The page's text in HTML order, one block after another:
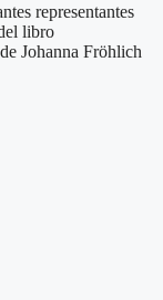
representantes
libro
de Johanna Fröhlich